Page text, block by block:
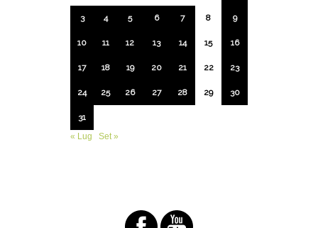
3 4 5 6 7 8 9
10 11 12 13 14 15 16
17 18 19 20 21 22 23
24 25 26 27 28 29 30
31
« Lug
Set »